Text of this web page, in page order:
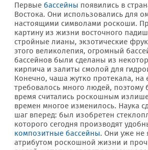
Первые бассейны появились в
Востока. Они использовались для
настоящими символами роскоши.
картину из жизни восточного
стройные лианы, экзотические
этого великолепия, огромный
бассейнов были сделаны из
кирпича и залиты смолой для
Конечно, чаша жутко протекала, на
требовалось много людей, поэтому
время считались роскошным
времен многое изменилось. Наука
шаг вперед: был изобретен
которого сегодня производят
композитные бассейны. Они уже не
атрибутом роскошной жизни и